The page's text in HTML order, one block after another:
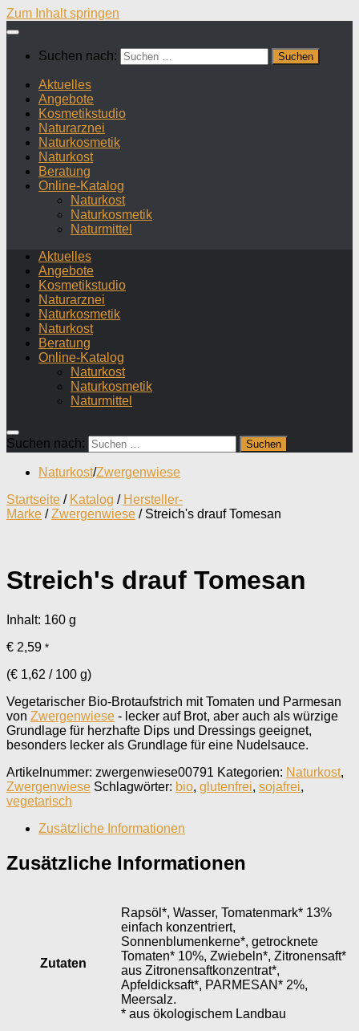
Zum Inhalt springen
Suchen nach:
Aktuelles
Angebote
Kosmetikstudio
Naturarznei
Naturkosmetik
Naturkost
Beratung
Online-Katalog
Naturkost
Naturkosmetik
Naturmittel
Aktuelles
Angebote
Kosmetikstudio
Naturarznei
Naturkosmetik
Naturkost
Beratung
Online-Katalog
Naturkost
Naturkosmetik
Naturmittel
Suchen nach:
Naturkost/Zwergenwiese
Startseite / Katalog / Hersteller-
Marke /Zwergenwiese / Streich's drauf Tomesan
Streich's drauf Tomesan
Inhalt: 160 g
€ 2,59 *
(€ 1,62 / 100 g)
Vegetarischer Bio-Brotaufstrich mit Tomaten und Parmesan
von Zwergenwiese - lecker auf Brot, aber auch als würzige
Grundlage für herzhafte Dips und Dressings geeignet,
besonders lecker als Grundlage für eine Nudelsauce.
Artikelnummer: zwergenwiese00791 Kategorien: Naturkost,
Zwergenwiese Schlagwörter: bio, glutenfrei, sojafrei,
vegetarisch
Zusätzliche Informationen
Zusätzliche Informationen
Zutaten
Rapsöl*, Wasser, Tomatenmark* 13%
einfach konzentriert,
Sonnenblumenkerne*, getrocknete
Tomaten* 10%, Zwiebeln*, Zitronensaft*
aus Zitronensaftkonzentrat*,
Apfeldicksaft*, PARMESAN* 2%,
Meersalz.
* aus ökologischem Landbau